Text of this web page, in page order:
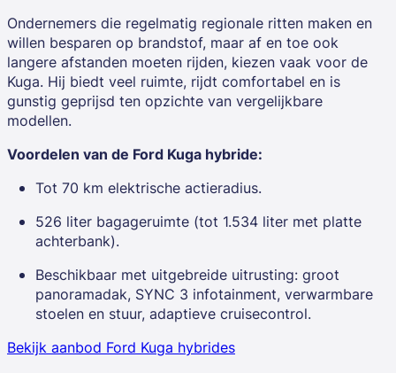
Ondernemers die regelmatig regionale ritten maken en
willen besparen op brandstof, maar af en toe ook
langere afstanden moeten rijden, kiezen vaak voor de
Kuga. Hij biedt veel ruimte, rijdt comfortabel en is
gunstig geprijsd ten opzichte van vergelijkbare
modellen.
Voordelen van de Ford Kuga hybride:
Tot 70 km elektrische actieradius.
526 liter bagageruimte (tot 1.534 liter met platte
achterbank).
Beschikbaar met uitgebreide uitrusting: groot
panoramadak, SYNC 3 infotainment, verwarmbare
stoelen en stuur, adaptieve cruisecontrol.
Bekijk aanbod Ford Kuga hybrides